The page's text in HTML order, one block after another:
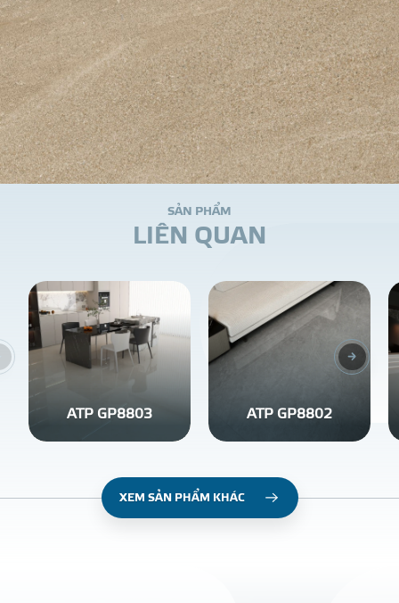
SẢN PHẨM
LIÊN QUAN
ATP GP8803 ATP GP8802
XEM SẢN PHẨM KHÁC